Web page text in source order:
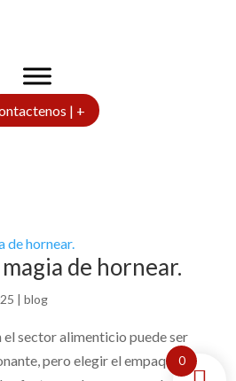
| +
de hornear.
| blog
el sector alimenticio puede ser
pero elegir el empaque0